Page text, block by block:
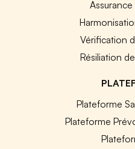
Vérification
Résiliation
Plateforme
Plateforme